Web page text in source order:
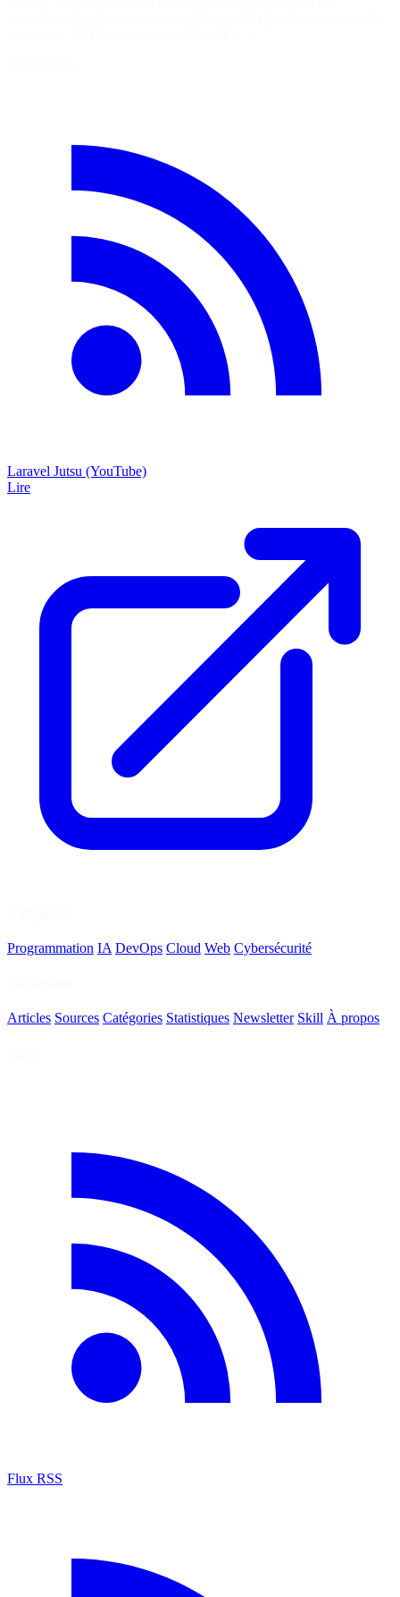
Laravel Jutsu (YouTube)
Lire
Programmation IA DevOps Cloud Web Cybersécurité
Articles Sources Catégories Statistiques Newsletter Skill À propos
Flux RSS